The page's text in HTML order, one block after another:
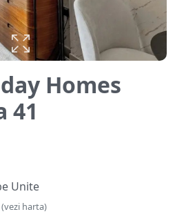
Homes
41
Unite
(vezi harta)